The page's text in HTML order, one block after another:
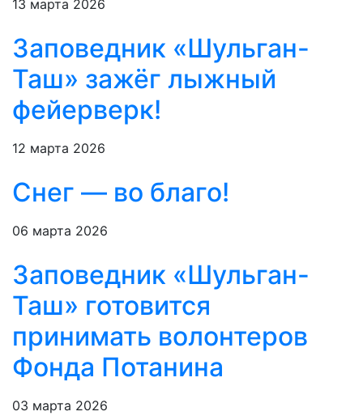
13 марта 2026
Заповедник «Шульган-
Таш» зажёг лыжный
фейерверк!
12 марта 2026
Снег — во благо!
06 марта 2026
Заповедник «Шульган-
Таш» готовится
принимать волонтеров
Фонда Потанина
03 марта 2026